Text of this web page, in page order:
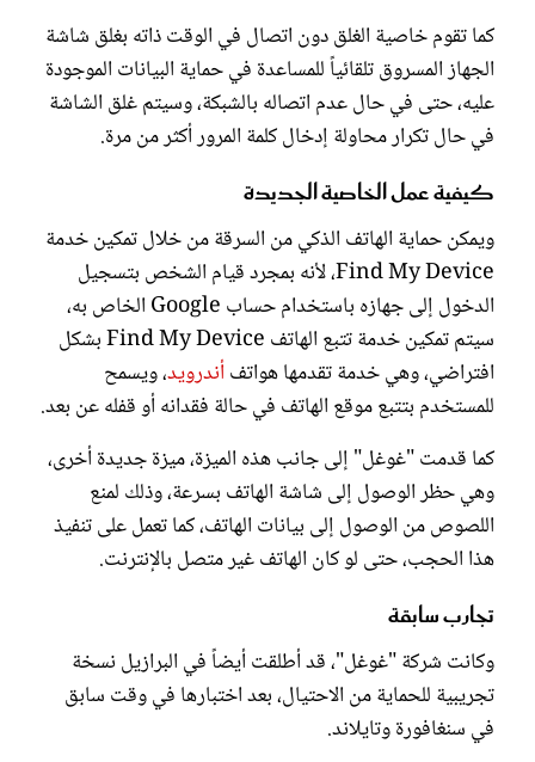
كما تقوم خاصية الغلق دون اتصال في الوقت ذاته بغلق شاشة
الجهاز المسروق تلقائياً للمساعدة في حماية البيانات الموجودة
عليه، حتى في حال عدم اتصاله بالشبكة، وسيتم غلق الشاشة
في حال تكرار محاولة إدخال كلمة المرور أكثر من مرة.
كيفية عمل الخاصية الجديدة
ويمكن حماية الهاتف الذكي من السرقة من خلال تمكين خدمة
Find My Device، لأنه بمجرد قيام الشخص بتسجيل
الدخول إلى جهازه باستخدام حساب Google الخاص به،
سيتم تمكين خدمة تتبع الهاتف Find My Device بشكل
افتراضي، وهي خدمة تقدمها هواتفأندرويد، ويسمح
للمستخدم بتتبع موقع الهاتف في حالة فقدانه أو قفله عن بعد.
كما قدمت "غوغل" إلى جانب هذه الميزة، ميزة جديدة أخرى،
وهي حظر الوصول إلى شاشة الهاتف بسرعة، وذلك لمنع
اللصوص من الوصول إلى بيانات الهاتف، كما تعمل على تنفيذ
هذا الحجب، حتى لو كان الهاتف غير متصل بالإنترنت.
تجارب سابقة
وكانت شركة "غوغل"، قد أطلقت أيضاً في البرازيل نسخة
تجريبية للحماية من الاحتيال، بعد اختبارها في وقت سابق
في سنغافورة وتايلاند.